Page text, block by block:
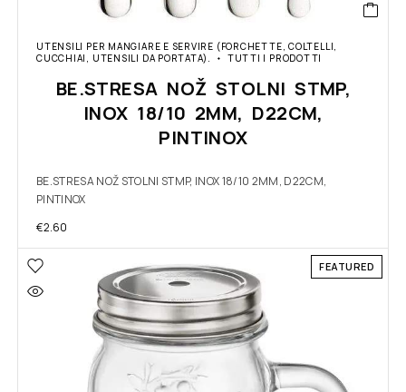
UTENSILI PER MANGIARE E SERVIRE (FORCHETTE, COLTELLI,
CUCCHIAI, UTENSILI DA PORTATA).
TUTTI I PRODOTTI
BE.STRESA NOŽ STOLNI STMP,
INOX 18/10 2MM, D22CM,
PINTINOX
BE.STRESA NOŽ STOLNI STMP, INOX 18/10 2MM, D22CM,
PINTINOX
€2.60
FEATURED